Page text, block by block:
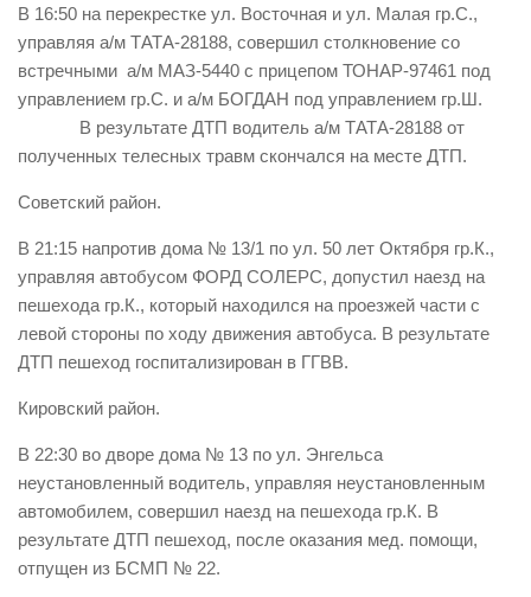
В 16:50 на перекрестке ул. Восточная и ул. Малая гр.С.,
управляя а/м ТАТА-28188, совершил столкновение со
встречными а/м МАЗ-5440 с прицепом ТОНАР-97461 под
управлением гр.С. и а/м БОГДАН под управлением гр.Ш.
В результате ДТП водитель а/м ТАТА-28188 от
полученных телесных травм скончался на месте ДТП.
Советский район.
В 21:15 напротив дома № 13/1 по ул. 50 лет Октября гр.К.,
управляя автобусом ФОРД СОЛЕРС, допустил наезд на
пешехода гр.К., который находился на проезжей части с
левой стороны по ходу движения автобуса. В результате
ДТП пешеход госпитализирован в ГГВВ.
Кировский район.
В 22:30 во дворе дома № 13 по ул. Энгельса
неустановленный водитель, управляя неустановленным
автомобилем, совершил наезд на пешехода гр.К. В
результате ДТП пешеход, после оказания мед. помощи,
отпущен из БСМП № 22.